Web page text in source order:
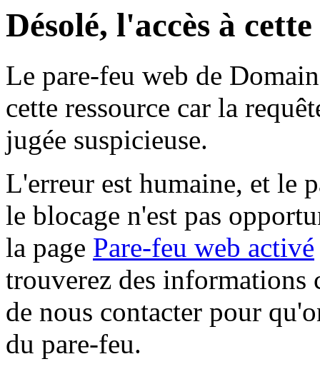
Désolé, l'accès à
Le pare-feu web de
cette ressource car la
jugée suspicieuse.
L'erreur est humaine, et le
le blocage n'est pas
la page Pare-feu web activé
trouverez des informations
de nous contacter pour
du pare-feu.